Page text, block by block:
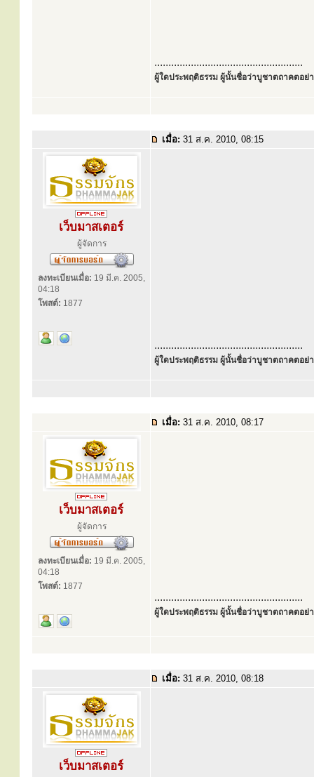
.....................................................
ผู้ใดประพฤติธรรม ผู้นั้นชื่อว่าบูชาตถาคตอย่า
เมื่อ: 31 ส.ค. 2010, 08:15
เว็บมาสเตอร์
ผู้จัดการ
ลงทะเบียนเมื่อ: 19 มี.ค. 2005,
04:18
โพสต์: 1877
.....................................................
ผู้ใดประพฤติธรรม ผู้นั้นชื่อว่าบูชาตถาคตอย่า
เมื่อ: 31 ส.ค. 2010, 08:17
เว็บมาสเตอร์
ผู้จัดการ
ลงทะเบียนเมื่อ: 19 มี.ค. 2005,
04:18
โพสต์: 1877
.....................................................
ผู้ใดประพฤติธรรม ผู้นั้นชื่อว่าบูชาตถาคตอย่า
เมื่อ: 31 ส.ค. 2010, 08:18
เว็บมาสเตอร์